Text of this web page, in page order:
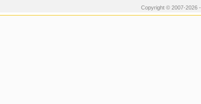
Copyright © 2007-2026